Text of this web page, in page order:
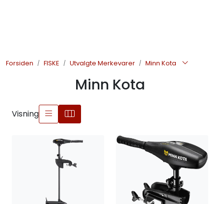
Forsiden FISKE Utvalgte Merkevarer Minn Kota
Minn Kota
Visning
FISKE
SOMMERSALG FISKE